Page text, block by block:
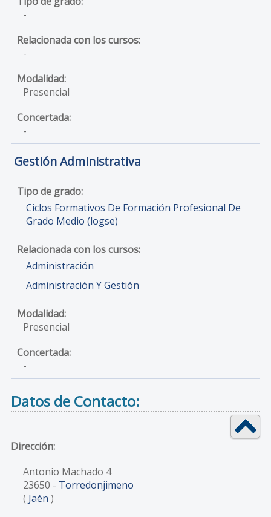
-
-
Presencial
-
Gestión Administrativa
Ciclos Formativos De Formación Profesional De
Grado Medio (logse)
Administración
Administración Y Gestión
Presencial
-
Datos de Contacto:
Dirección:
Antonio Machado 4
23650 - Torredonjimeno
( Jaén )